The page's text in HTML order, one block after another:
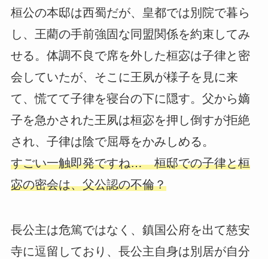
桓公の本邸は西蜀だが、皇都では別院で暮ら
し、王藺の手前強固な同盟関係を約束してみ
せる。体調不良で席を外した桓宓は子律と密
会していたが、そこに王夙が様子を見に来
て、慌てて子律を寝台の下に隠す。父から嫡
子を急かされた王夙は桓宓を押し倒すが拒絶
され、子律は陰で屈辱をかみしめる。
すごい一触即発ですね… 桓邸での子律と桓
宓の密会は、父公認の不倫？
長公主は危篤ではなく、鎮国公府を出て慈安
寺に逗留しており、長公主自身は別居が自分